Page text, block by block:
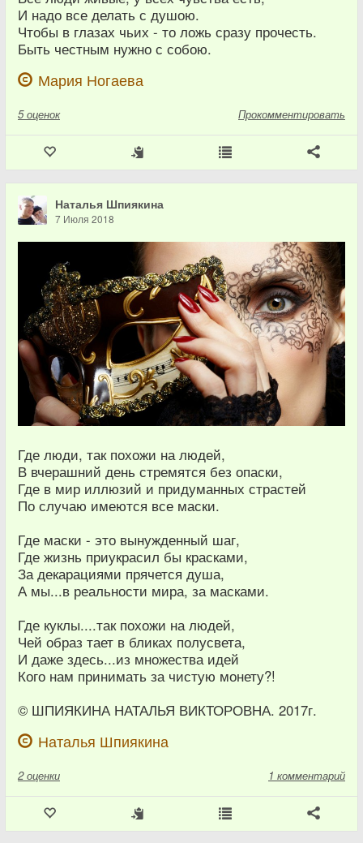
И надо все делать с душою.
Чтобы в глазах чьих - то ложь сразу прочесть.
Быть честным нужно с собою.
Мария Ногаева
5 оценок Прокомментировать
Наталья Шпиякина
7 Июля 2018
Где люди, так похожи на людей,
В вчерашний день стремятся без опаски,
Где в мир иллюзий и придуманных страстей
По случаю имеются все маски.
Где маски - это вынужденный шаг,
Где жизнь приукрасил бы красками,
За декарациями прячется душа,
А мы...в реальности мира, за масками.
Где куклы....так похожи на людей,
Чей образ тает в бликах полусвета,
И даже здесь...из множества идей
Кого нам принимать за чистую монету?!
© ШПИЯКИНА НАТАЛЬЯ ВИКТОРОВНА. 2017г.
Наталья Шпиякина
2 оценки 1 комментарий